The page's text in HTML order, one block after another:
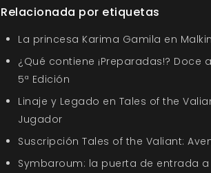
Relacionada por etiquetas
La princesa Karima Gamila en
¿Qué contiene ¡Preparadas!? Doce
5ª Edición
Linaje y Legado en Tales of the
Jugador
Suscripción Tales of the Valiant:
Symbaroum: la puerta de entrada